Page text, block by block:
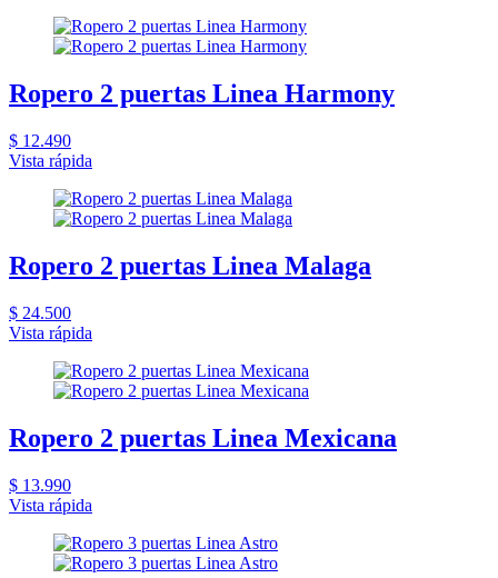
Ropero 2 puertas Linea Harmony
$ 12.490
Vista rápida
Ropero 2 puertas Linea Malaga
$ 24.500
Vista rápida
Ropero 2 puertas Linea Mexicana
$ 13.990
Vista rápida